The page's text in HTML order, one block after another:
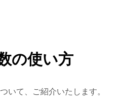
の使い方
いて、ご紹介いたします。